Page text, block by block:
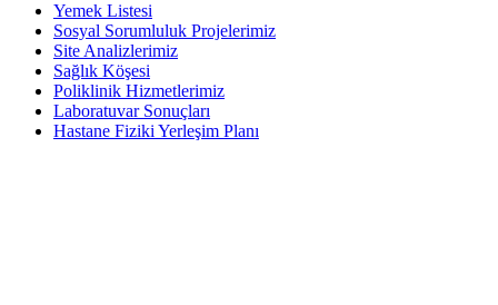
Yemek Listesi
Sosyal Sorumluluk Projelerimiz
Site Analizlerimiz
Sağlık Köşesi
Poliklinik Hizmetlerimiz
Laboratuvar Sonuçları
Hastane Fiziki Yerleşim Planı